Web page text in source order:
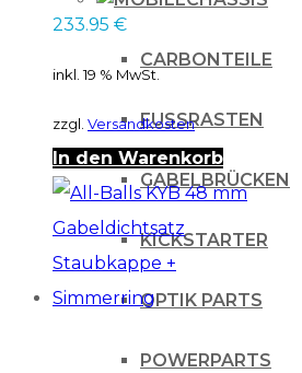
CARBONTEILE
FUSSRASTEN
GABELBRÜCKEN
KICKSTARTER
OPTIK PARTS
POWERPARTS
233.95 €
inkl. 19 % MwSt.
zzgl. Versandkosten
In den Warenkorb